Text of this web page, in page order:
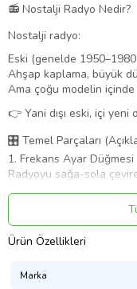
📻 Nostalji Radyo Nedir?
Nostalji radyo:
Eski (genelde
Ahşap kaplama, büyük
Ama çoğu modelin
👉 Yani dışı eski, içi yeni
🎛️ Temel Parçaları
1. Frekans Ayar Düğmesi
Radyoyu sağa-sola
Analog hissi veren en
2. Ses (Volume) Düğmesi
Ses açıp kapatmayı sağlar
Bazı modellerde açma/
FM / MW / SW gibi
Ürün Özellikleri
Marka